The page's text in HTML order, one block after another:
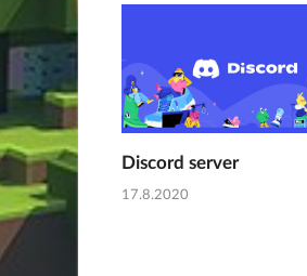
Discord server
17.8.2020